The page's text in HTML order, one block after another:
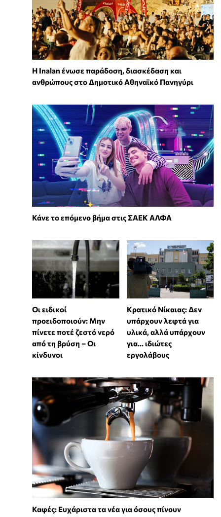
Η Inalan ένωσε παράδοση, διασκέδαση και
ανθρώπους στο Δημοτικό Αθηναϊκό Πανηγύρι
Κάνε το επόμενο βήμα στις ΣΑΕΚ ΑΛΦΑ
Οι ειδικοί
προειδοποιούν: Μην
πίνετε ποτέ ζεστό νερό
από τη βρύση – Οι
κίνδυνοι
Κρατικό Νίκαιας: Δεν
υπάρχουν λεφτά για
υλικά, αλλά υπάρχουν
για... ιδιώτες
εργολάβους
Καφές: Ευχάριστα τα νέα για όσους πίνουν